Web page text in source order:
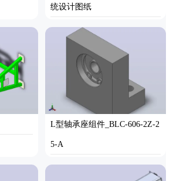
统设计图纸
AUTOCAD
L型轴承座组件_BLC-606-2Z-2
5-A
SOLIDWORKS